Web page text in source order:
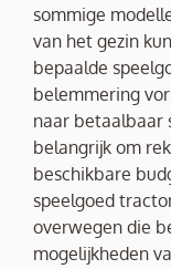
sommige
van het gezin
bepaalde
belemmering
naar betaalbaar
belangrijk om
beschikbare
speelgoed
overwegen die
mogelijkheden